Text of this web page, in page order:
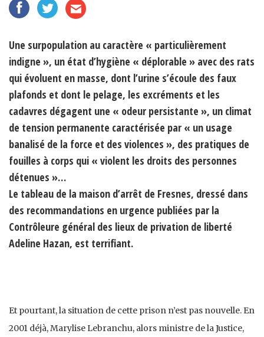
Une surpopulation au caractère « particulièrement
indigne », un état d’hygiène « déplorable » avec des rats
qui évoluent en masse, dont l’urine s’écoule des faux
plafonds et dont le pelage, les excréments et les
cadavres dégagent une « odeur persistante », un climat
de tension permanente caractérisée par « un usage
banalisé de la force et des violences », des pratiques de
fouilles à corps qui « violent les droits des personnes
détenues »…
Le tableau de la maison d’arrêt de Fresnes, dressé dans
des recommandations en urgence publiées par la
Contrôleure général des lieux de privation de liberté
Adeline Hazan, est terrifiant.
Et pourtant, la situation de cette prison n’est pas nouvelle. En
2001 déjà, Marylise Lebranchu, alors ministre de la Justice,